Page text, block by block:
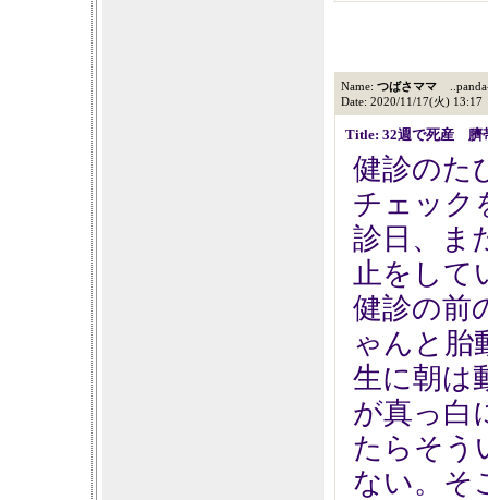
Name: つばさママ..panda-
Date: 2020/11/17(火) 13:17
Title: 32週で死産 臍
健診のた
チェック
診日、ま
止をして
健診の前
ゃんと胎
生に朝は
が真っ白
たらそう
ない。そ